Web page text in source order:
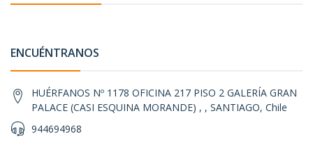
ENCUÉNTRANOS
HUÉRFANOS Nº 1178 OFICINA 217 PISO 2 GALERÍA GRAN
PALACE (CASI ESQUINA MORANDE) , , SANTIAGO, Chile
944694968